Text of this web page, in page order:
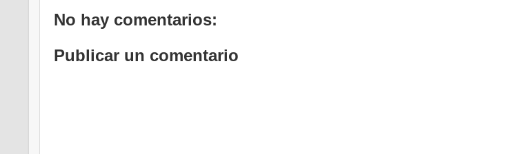
No hay comentarios:
Publicar un comentario